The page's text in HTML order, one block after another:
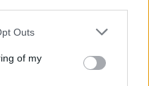
Outs
of my